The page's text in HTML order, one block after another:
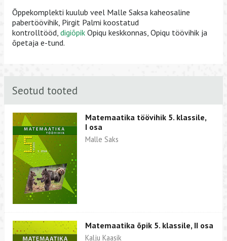
Õppekomplekti kuulub veel Malle Saksa kaheosaline
pabertöövihik, Pirgit Palmi koostatud
kontrolltööd, digiõpik Opiqu keskkonnas, Opiqu töövihik ja
õpetaja e-tund.
Seotud tooted
Matemaatika töövihik 5. klassile,
I osa
Malle Saks
Matemaatika õpik 5. klassile, II osa
Kalju Kaasik